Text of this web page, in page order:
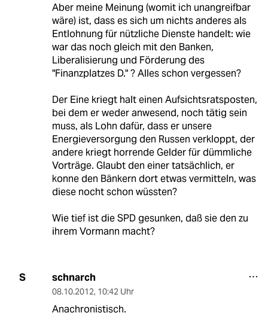
Aber meine Meinung (womit ich unangreifbar
wäre) ist, dass es sich um nichts anderes als
Entlohnung für nützliche Dienste handelt: wie
war das noch gleich mit den Banken,
Liberalisierung und Förderung des
"Finanzplatzes D." ? Alles schon vergessen?
Der Eine kriegt halt einen Aufsichtsratsposten,
bei dem er weder anwesend, noch tätig sein
muss, als Lohn dafür, dass er unsere
Energieversorgung den Russen verkloppt, der
andere kriegt horrende Gelder für dümmliche
Vorträge. Glaubt den einer tatsächlich, er
konne den Bänkern dort etwas vermitteln, was
diese nocht schon wüssten?
Wie tief ist die SPD gesunken, daß sie den zu
ihrem Vormann macht?
S schnarch
08.10.2012, 10:42 Uhr
Anachronistisch.